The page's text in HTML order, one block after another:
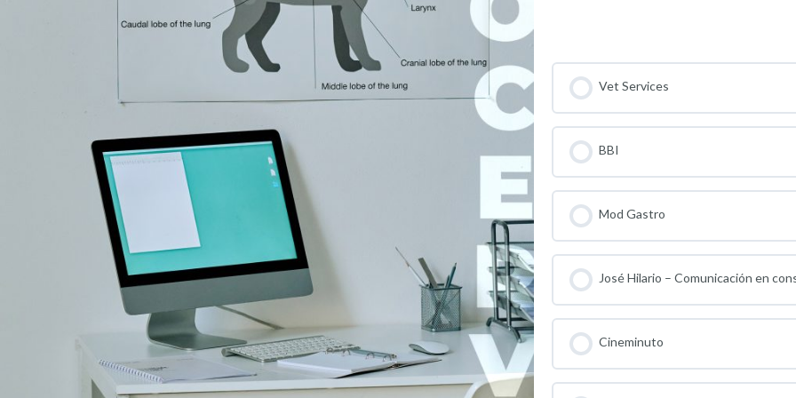
Vet Services
BBI
Mod Gastro
José Hilario – Comunicación en
Cineminuto